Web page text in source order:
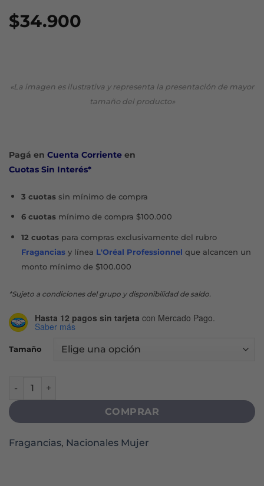
$34.900
«La imagen es ilustrativa y representa la presentación de mayor
tamaño del producto»
Pagá en Cuenta Corriente en
Cuotas Sin Interés*
3 cuotassin mínimo de compra
6 cuotasmínimo de compra $100.000
12 cuotaspara compras exclusivamente del rubro
Fraganciasy línea L'Oréal Professionnel que alcancen un
monto mínimo de $100.000
*Sujeto a condiciones del grupo y disponibilidad de saldo.
Hasta 12 pagos sin tarjeta con Mercado Pago.
Saber más
Tamaño
PAULA CAHEN D'ANVERS PAULA EDT cantidad
COMPRAR
Fragancias, Nacionales Mujer